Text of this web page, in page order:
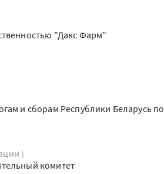
"Дакс Фарм"
и сборам Республики Беларусь по
)
комитет